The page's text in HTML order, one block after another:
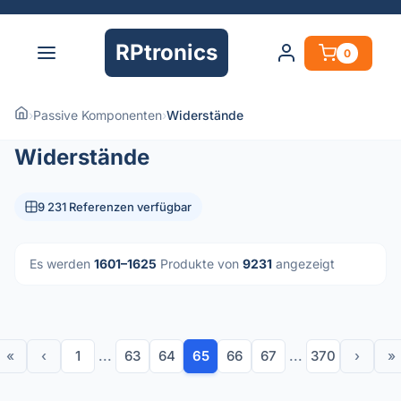
RPtronics 0
›Passive Komponenten›Widerstände
Widerstände
9 231 Referenzen verfügbar
Es werden 1601–1625 Produkte von 9231 angezeigt
« ‹ 1 ... 63 64 65 66 67 ... 370 › »